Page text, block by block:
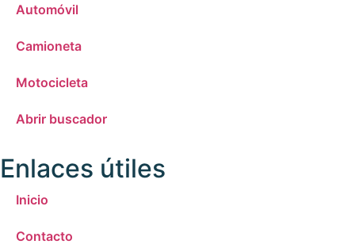
Automóvil
Camioneta
Motocicleta
Abrir buscador
Enlaces útiles
Inicio
Contacto